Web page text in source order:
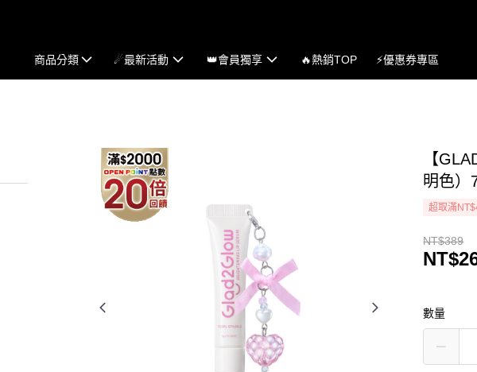
商品分類 ☄最新活動 👑會員獨享 🔥熱銷TOP ⚡優惠券專區
【
明色）
超取滿
NT$389
數量